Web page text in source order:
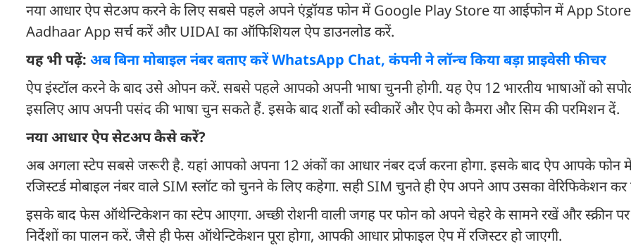
नया आधार ऐप सेटअप करने के लिए सबसे पहले अपने एंड्रॉयड फोन में Google Play Store या आईफोन में App
Aadhaar App सर्च करें और UIDAI का ऑफिशियल ऐप डाउनलोड करें.
यह भी पढ़ें: अब बिना मोबाइल नंबर बताए करें WhatsApp Chat, कंपनी ने लॉन्च किया बड़ा प्राइवेसी फीचर
ऐप इंस्टॉल करने के बाद उसे ओपन करें. सबसे पहले आपको अपनी भाषा चुननी होगी. यह ऐप 12 भारतीय भाषाओं को
इसलिए आप अपनी पसंद की भाषा चुन सकते हैं. इसके बाद शर्तों को स्वीकारें और ऐप को कैमरा और सिम की परमिशन दें.
नया आधार ऐप सेटअप कैसे करें?
अब अगला स्टेप सबसे जरूरी है. यहां आपको अपना 12 अंकों का आधार नंबर दर्ज करना होगा. इसके बाद ऐप आपके फोन
रजिस्टर्ड मोबाइल नंबर वाले SIM स्लॉट को चुनने के लिए कहेगा. सही SIM चुनते ही ऐप अपने आप उसका वेरिफिकेशन कर
इसके बाद फेस ऑथेन्टिकेशन का स्टेप आएगा. अच्छी रोशनी वाली जगह पर फोन को अपने चेहरे के सामने रखें और स्क्रीन पर
निर्देशों का पालन करें. जैसे ही फेस ऑथेन्टिकेशन पूरा होगा, आपकी आधार प्रोफाइल ऐप में रजिस्टर हो जाएगी.